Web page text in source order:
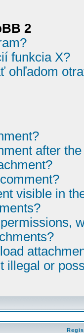
2
funkcia X?
ohľadom
after
visible in
illegal or